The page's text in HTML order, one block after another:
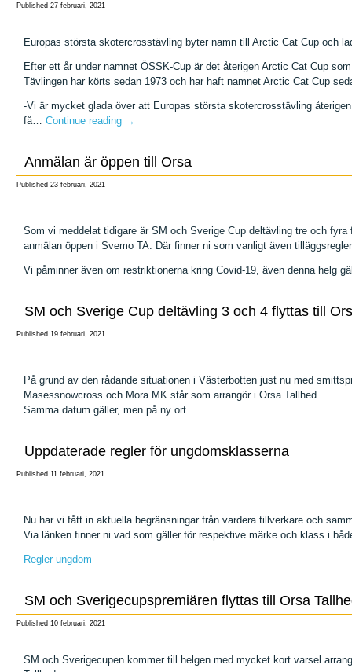
Published 27 februari, 2021
Europas största skotercrosstävling byter namn till Arctic Cat Cup och
Efter ett år under namnet ÖSSK-Cup är det återigen Arctic Cat Cup
Tävlingen har körts sedan 1973 och har haft namnet Arctic Cat Cup
-Vi är mycket glada över att Europas största skotercrosstävling
få… Continue reading →
Anmälan är öppen till Orsa
Published 23 februari, 2021
Som vi meddelat tidigare är SM och Sverige Cup deltävling tre och
anmälan öppen i Svemo TA. Där finner ni som vanligt även
Vi påminner även om restriktionerna kring Covid-19, även denna helg
SM och Sverige Cup deltävling 3 och 4 flyttas till
Published 19 februari, 2021
På grund av den rådande situationen i Västerbotten just nu med
Masessnowcross och Mora MK står som arrangör i Orsa Tallhed.
Samma datum gäller, men på ny ort.
Uppdaterade regler för ungdomsklasserna
Published 11 februari, 2021
Nu har vi fått in aktuella begränsningar från vardera tillverkare och
Via länken finner ni vad som gäller för respektive märke och klass i
Regler ungdom
SM och Sverigecupspremiären flyttas till Orsa
Published 10 februari, 2021
SM och Sverigecupen kommer till helgen med mycket kort varsel